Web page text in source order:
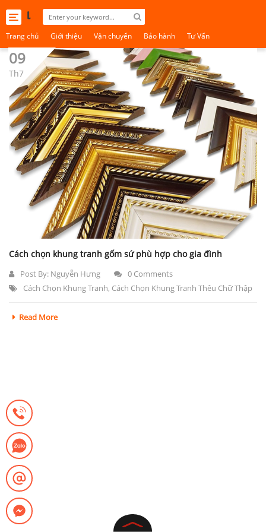
Toggle
navigation
Trang chủ Giới thiệu Vận chuyển Bảo hành Tư Vấn
09
Th7
Cách chọn khung tranh gốm sứ phù hợp cho gia đình
Post By: Nguyễn Hưng
0 Comments
Cách Chọn Khung Tranh, Cách Chọn Khung Tranh Thêu Chữ Thập
Read More